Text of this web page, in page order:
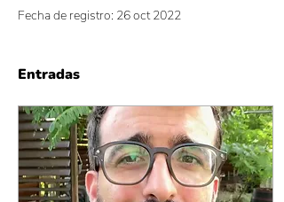
Fecha de registro: 26 oct 2022
Entradas